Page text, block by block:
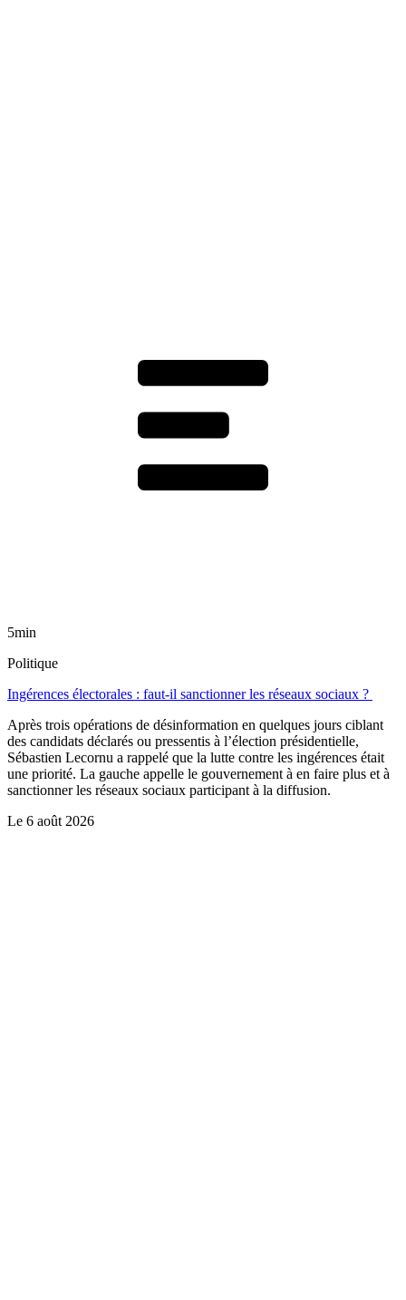
5min
Politique
Ingérences électorales : faut-il sanctionner les réseaux sociaux ?
Après trois opérations de désinformation en quelques jours ciblant
des candidats déclarés ou pressentis à l’élection présidentielle,
Sébastien Lecornu a rappelé que la lutte contre les ingérences était
une priorité. La gauche appelle le gouvernement à en faire plus et à
sanctionner les réseaux sociaux participant à la diffusion.
Le 6 août 2026